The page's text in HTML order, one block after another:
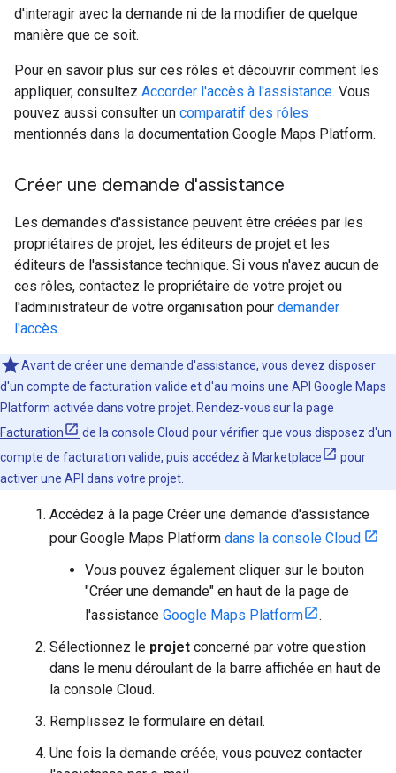
d'interagir avec la demande ni de la modifier de quelque
manière que ce soit.
Pour en savoir plus sur ces rôles et découvrir comment les
appliquer, consultez Accorder l'accès à l'assistance. Vous
pouvez aussi consulter un comparatif des rôles
mentionnés dans la documentation Google Maps Platform.
Créer une demande d'assistance
Les demandes d'assistance peuvent être créées par les
propriétaires de projet, les éditeurs de projet et les
éditeurs de l'assistance technique. Si vous n'avez aucun de
ces rôles, contactez le propriétaire de votre projet ou
l'administrateur de votre organisation pour demander
l'accès.
Avant de créer une demande d'assistance, vous devez disposer
d'un compte de facturation valide et d'au moins une API Google Maps
Platform activée dans votre projet. Rendez-vous sur la page
Facturation
de la console Cloud pour vérifier que vous disposez d'un
compte de facturation valide, puis accédez à Marketplace
pour
activer une API dans votre projet.
Accédez à la page Créer une demande d'assistance
pour Google Maps Platform dans la console Cloud.
Vous pouvez également cliquer sur le bouton
"Créer une demande" en haut de la page de
l'assistance Google Maps Platform
.
Sélectionnez le projet concerné par votre question
dans le menu déroulant de la barre affichée en haut de
la console Cloud.
Remplissez le formulaire en détail.
Une fois la demande créée, vous pouvez contacter